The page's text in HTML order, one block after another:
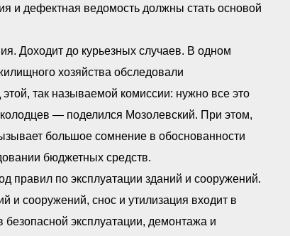
и дефектная ведомость должны стать основой
Доходит до курьезных случаев. В одном
хозяйства обследовали
так называемой комиссии: нужно все это
— поделился Мозолевский. При этом,
большое сомнение в обоснованности
бюджетных средств.
правил по эксплуатации зданий и сооружений.
и сооружений, снос и утилизация входит в
эксплуатации, демонтажа и